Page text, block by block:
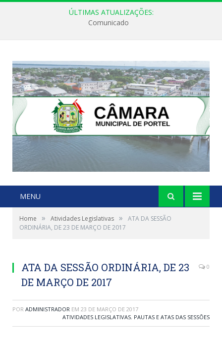
ÚLTIMAS ATUALIZAÇÕES:
Comunicado
MENU
Home » Atividades Legislativas »
ATA DA SESSÃO
ORDINÁRIA, DE 23 DE MARÇO DE 2017
ATA DA SESSÃO ORDINÁRIA, DE 23
DE MARÇO DE 2017
0
POR ADMINISTRADOR EM 23 DE MARÇO DE 2017
ATIVIDADES LEGISLATIVAS, PAUTAS E ATAS DAS SESSÕES